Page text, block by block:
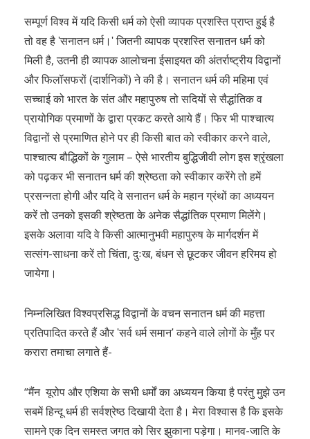
सम्पूर्ण विश्व में यदि किसी धर्म को ऐसी व्यापक प्रशस्ति प्राप्त हुई है
तो वह है ʹसनातन धर्म।ʹ जितनी व्यापक प्रशस्ति सनातन धर्म को
मिली है, उतनी ही व्यापक आलोचना ईसाइयत की अंतर्राष्ट्रीय विद्वानों
और फिलॉसफरों (दार्शनिकों) ने की है। सनातन धर्म की महिमा एवं
सच्चाई को भारत के संत और महापुरुष तो सदियों से सैद्धांतिक व
प्रायोगिक प्रमाणों के द्वारा प्रकट करते आये हैं। फिर भी पाश्चात्य
विद्वानों से प्रमाणित होने पर ही किसी बात को स्वीकार करने वाले,
पाश्चात्य बौद्धिकों के गुलाम – ऐसे भारतीय बुद्धिजीवी लोग इस श्रृंखला
को पढ़कर भी सनातन धर्म की श्रेष्ठता को स्वीकार करेंगे तो हमें
प्रसन्नता होगी और यदि वे सनातन धर्म के महान ग्रंथों का अध्ययन
करें तो उनको इसकी श्रेष्ठता के अनेक सैद्धांतिक प्रमाण मिलेंगे।
इसके अलावा यदि वे किसी आत्मानुभवी महापुरुष के मार्गदर्शन में
सत्संग-साधना करें तो चिंता, दुःख, बंधन से छूटकर जीवन हरिमय हो
जायेगा।
निम्नलिखित विश्वप्रसिद्ध विद्वानों के वचन सनातन धर्म की महत्ता
प्रतिपादित करते हैं और ʹसर्व धर्म समानʹ कहने वाले लोगों के मुँह पर
करारा तमाचा लगाते हैं-
“मैंन यूरोप और एशिया के सभी धर्मों का अध्ययन किया है परंतु मुझे उन
सबमें हिन्दू धर्म ही सर्वश्रेष्ठ दिखायी देता है। मेरा विश्वास है कि इसके
सामने एक दिन समस्त जगत को सिर झुकाना पड़ेगा। मानव-जाति के